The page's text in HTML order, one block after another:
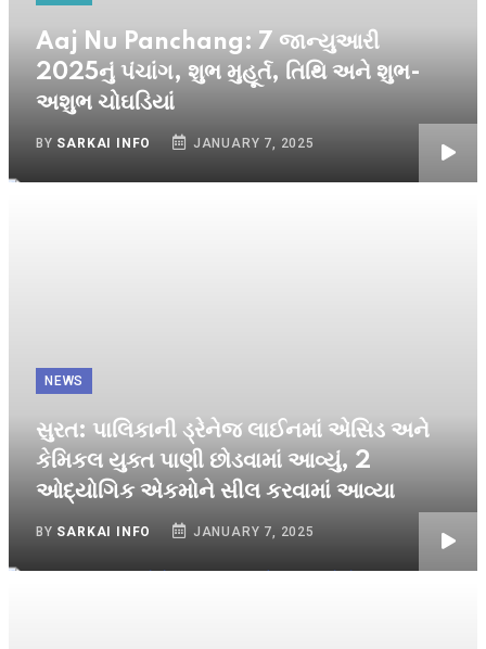
Aaj Nu Panchang: 7 જાન્યુઆરી
2025નું પંચાંગ, શુભ મુહૂર્ત, તિથિ અને શુભ-
અશુભ ચોઘડિયાં
BY SARKAI INFO JANUARY 7, 2025
NEWS
સુરત: પાલિકાની ડ્રેનેજ લાઈનમાં એસિડ અને
કેમિકલ યુક્ત પાણી છોડવામાં આવ્યું, 2
ઓદ્યોગિક એકમોને સીલ કરવામાં આવ્યા
BY SARKAI INFO JANUARY 7, 2025